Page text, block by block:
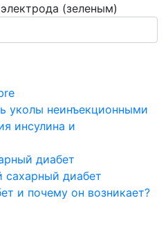
(зеленым)
уколы неинъекционными
инсулина и
диабет
сахарный диабет
и почему он возникает?